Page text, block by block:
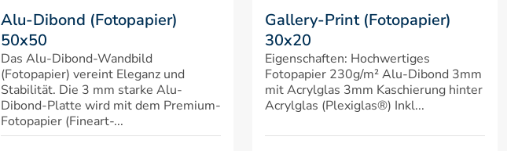
Alu-Dibond (Fotopapier)
50x50
Das Alu-Dibond-Wandbild
(Fotopapier) vereint Eleganz und
Stabilität. Die 3 mm starke Alu-
Dibond-Platte wird mit dem Premium-
Fotopapier (Fineart-...
Gallery-Print (Fotopapier)
30x20
Eigenschaften: Hochwertiges
Fotopapier 230g/m² Alu-Dibond 3mm
mit Acrylglas 3mm Kaschierung hinter
Acrylglas (Plexiglas®) Inkl...